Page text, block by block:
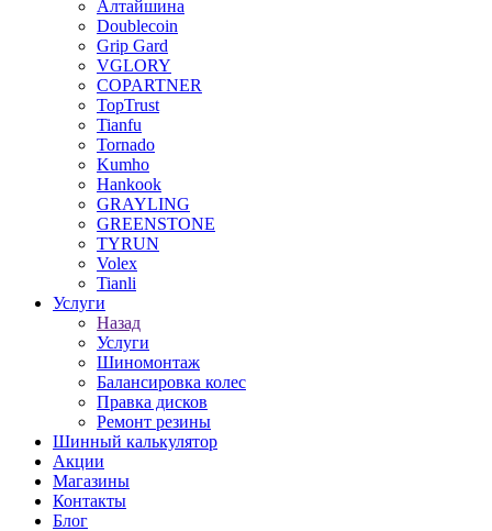
Алтайшина
Doublecoin
Grip Gard
VGLORY
COPARTNER
TopTrust
Tianfu
Tornado
Kumho
Hankook
GRAYLING
GREENSTONE
TYRUN
Volex
Tianli
Услуги
Назад
Услуги
Шиномонтаж
Балансировка колес
Правка дисков
Ремонт резины
Шинный калькулятор
Акции
Магазины
Контакты
Блог